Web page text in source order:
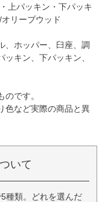
上パッキン・下パッキ
リーブウッド
、ホッパー、臼座、調
キン、下パッキン、
です。
色など実際の商品と異
いて
種類。どれを選んだ